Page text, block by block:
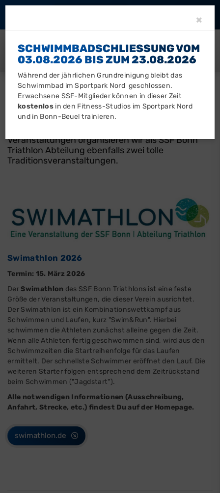
VERANSTALTUNGEN DER TRIATHLON
ABTEILUNG
Veranstaltungen organisieren wir als SSF Bonn
Triathlon Abteilung ebenfalls zwei tolle
Traditionsveranstaltungen.
Swimathlon 2026
Termin: 15. März 2026
DerSwimathlon des SSF Bonn Triathlons ist eine feste
Größe der Veranstaltungen, die dieser Verein ausrichtet.
Der Swimathlon ist ein Kombinationswettkampf aus
Schwimmen und Laufen, kurz "Swim&Run". Hierbei
schwimmen die Athleten zunächst alleine gegen die Zeit.
Wenn alle Athleten fertig geschwommen sind, wird aus den
Schwimmzeiten die Startreihenfolge für das Laufen
ermittelt. Der schnellste Schwimmer eröffnet den Lauf. Die
weiteren Starter folgen entsprechend dem Zeitrückstand
beim Schwimmen ("Jagdstart").
Alle notwendigen Informationen (Ausschreibung,
Anfahrt, Strecke, etc.) findest Du auf der Homepage.
swimathlon.de
×
SCHWIMMBADSCHLIESSUNG VOM 0
3.08.2026 BIS ZUM 23.08.2026
Während der jährlichen Grundreinigung bleibt das
Schwimmbad im Sportpark Nord geschlossen.
Erwachsene SSF-Mitglieder können in dieser Zeit
kostenlosin den Fitness-Studios im Sportpark Nord
und in Bonn-Beuel trainieren.